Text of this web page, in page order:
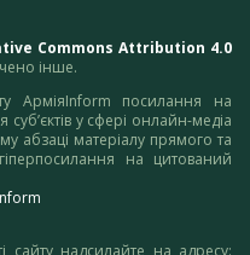
Commons Attribution 4.0
інше.
АрміяInform посилання на
суб’єктів у сфері онлайн-медіа
абзаці матеріалу прямого та
на цитований